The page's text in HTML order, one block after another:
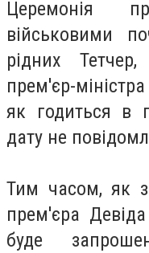
Церемонія
військовими
рідних
прем'єр-
як годиться в
дату не
Тим часом, як
прем'єра
буде